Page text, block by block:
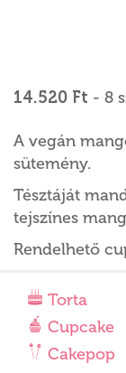
14.520 Ft - 8
A vegán
sütemény.
Tésztáját
tejszínes
Rendelhető
Torta
Cupcake
Cakepop